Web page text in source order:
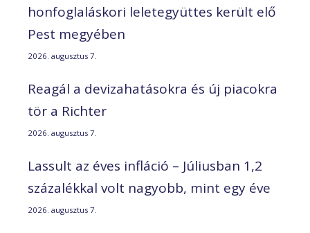
honfoglaláskori leletegyüttes került elő
Pest megyében
2026. augusztus 7.
Reagál a devizahatásokra és új piacokra
tör a Richter
2026. augusztus 7.
Lassult az éves infláció – Júliusban 1,2
százalékkal volt nagyobb, mint egy éve
2026. augusztus 7.